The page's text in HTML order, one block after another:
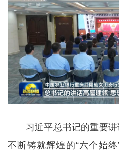
习近平总书记的重要
不断铸就辉煌的“六个始